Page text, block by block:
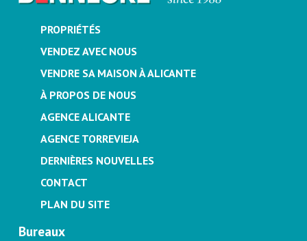
PROPRIÉTÉS
VENDEZ AVEC NOUS
VENDRE SA MAISON À ALICANTE
À PROPOS DE NOUS
AGENCE ALICANTE
AGENCE TORREVIEJA
DERNIÈRES NOUVELLES
CONTACT
PLAN DU SITE
Bureaux